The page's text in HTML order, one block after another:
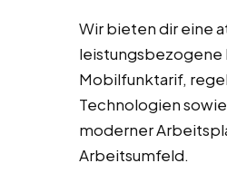
Wir bieten dir eine
leistungsbezogene
Mobilfunktarif,
Technologien
moderner
Arbeitsumfeld.